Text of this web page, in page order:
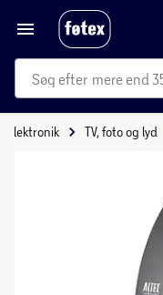
mere end
Elektronik TV, foto og lyd